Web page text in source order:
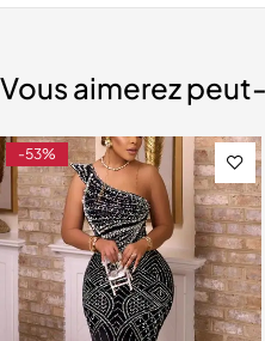
Vous aimerez
-53%